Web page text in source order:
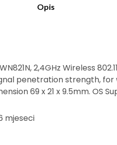
Opis
2,4GHz Wireless
penetration strength,
69 x 21 x 9.5mm. OS
mjeseci